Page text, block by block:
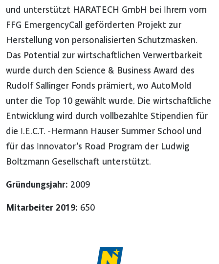
und unterstützt HARATECH GmbH bei Ihrem vom
FFG EmergencyCall geförderten Projekt zur
Herstellung von personalisierten Schutzmasken.
Das Potential zur wirtschaftlichen Verwertbarkeit
wurde durch den Science & Business Award des
Rudolf Sallinger Fonds prämiert, wo AutoMold
unter die Top 10 gewählt wurde. Die wirtschaftliche
Entwicklung wird durch vollbezahlte Stipendien für
die I.E.C.T. -Hermann Hauser Summer School und
für das Innovator’s Road Program der Ludwig
Boltzmann Gesellschaft unterstützt.
Gründungsjahr: 2009
Mitarbeiter 2019: 650